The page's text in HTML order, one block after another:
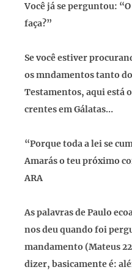
Você já se perguntou:
faça?”
Se você estiver
os mndamentos tanto
Testamentos, aqui está
crentes em Gálatas…
“Porque toda a lei se
Amarás o teu próximo
ARA
As palavras de Paulo
nos deu quando foi
mandamento (Mateus
dizer, basicamente é: